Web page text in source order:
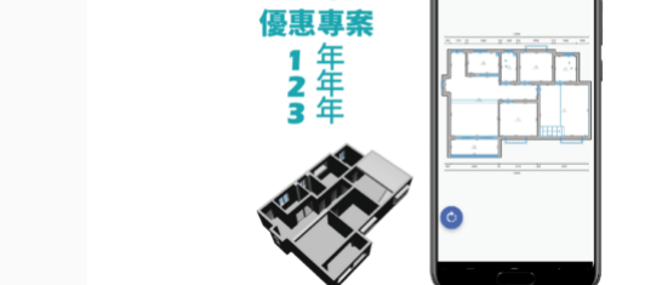
NT$6,300
到
NT$18,900